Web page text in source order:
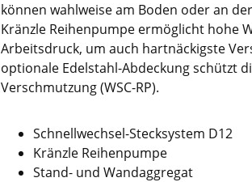
können wahlweise am Boden oder an
Kränzle Reihenpumpe ermöglicht hohe
Arbeitsdruck, um auch hartnäckigste
optionale Edelstahl-Abdeckung schützt
Verschmutzung (WSC-RP).
Schnellwechsel-Stecksystem D12
Kränzle Reihenpumpe
Stand- und Wandaggregat